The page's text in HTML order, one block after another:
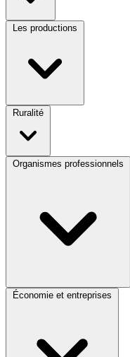
Les productions
Ruralité
Organismes professionnels
Économie et entreprises